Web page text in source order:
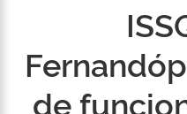
de